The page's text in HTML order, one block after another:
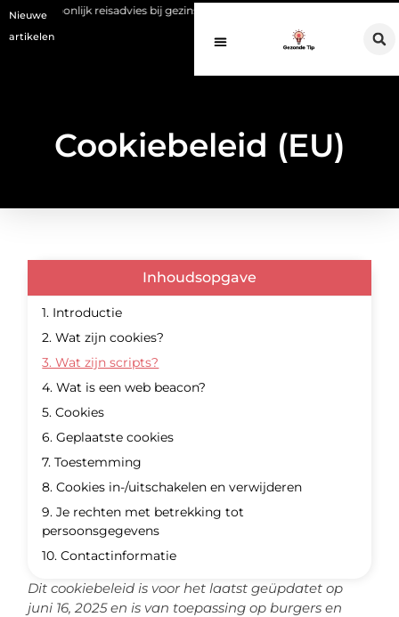
Nieuwe
artikelen
reisadvies bij gezinsreizen vaak te laat komt
Cookiebeleid (EU)
Dit cookiebeleid is voor het laatst geüpdatet op
juni 16, 2025 en is van toepassing op burgers en
Inhoudsopgave
1. Introductie
2. Wat zijn cookies?
3. Wat zijn scripts?
4. Wat is een web beacon?
5. Cookies
6. Geplaatste cookies
7. Toestemming
8. Cookies in-/uitschakelen en verwijderen
9. Je rechten met betrekking tot
persoonsgegevens
10. Contactinformatie